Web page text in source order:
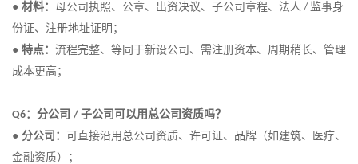
● 材料： 母公司执照、公章、出资决议、子公司章程、法人 / 监事身
份证、注册地址证明 ；
● 特点： 流程完整、等同于新设公司、需注册资本、周期稍长、管理
成本更高 ；
Q6：分公司 / 子公司可以用总公司资质吗？
● 分公司：
可直接沿用总公司资质、许可证、品牌（如建筑、医疗、
金融资质）
；